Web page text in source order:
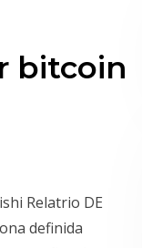
bitcoin
Relatrio DE
definida